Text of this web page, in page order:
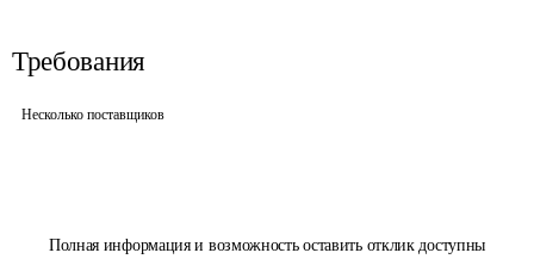
Полная информация и возможность оставить отклик доступны
Требования
Несколько поставщиков